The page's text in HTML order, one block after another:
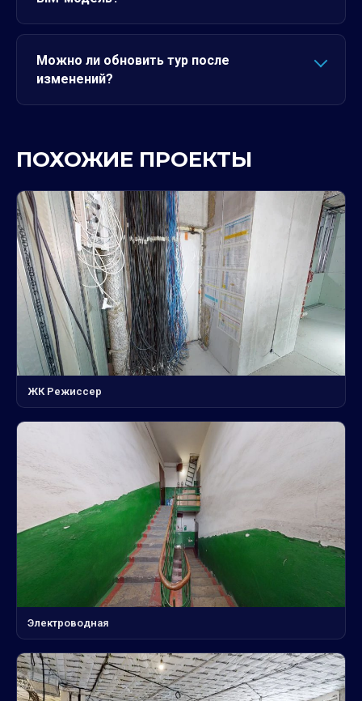
Можно ли обновить тур после
изменений?
ПОХОЖИЕ ПРОЕКТЫ
ЖК Режиссер
Электроводная